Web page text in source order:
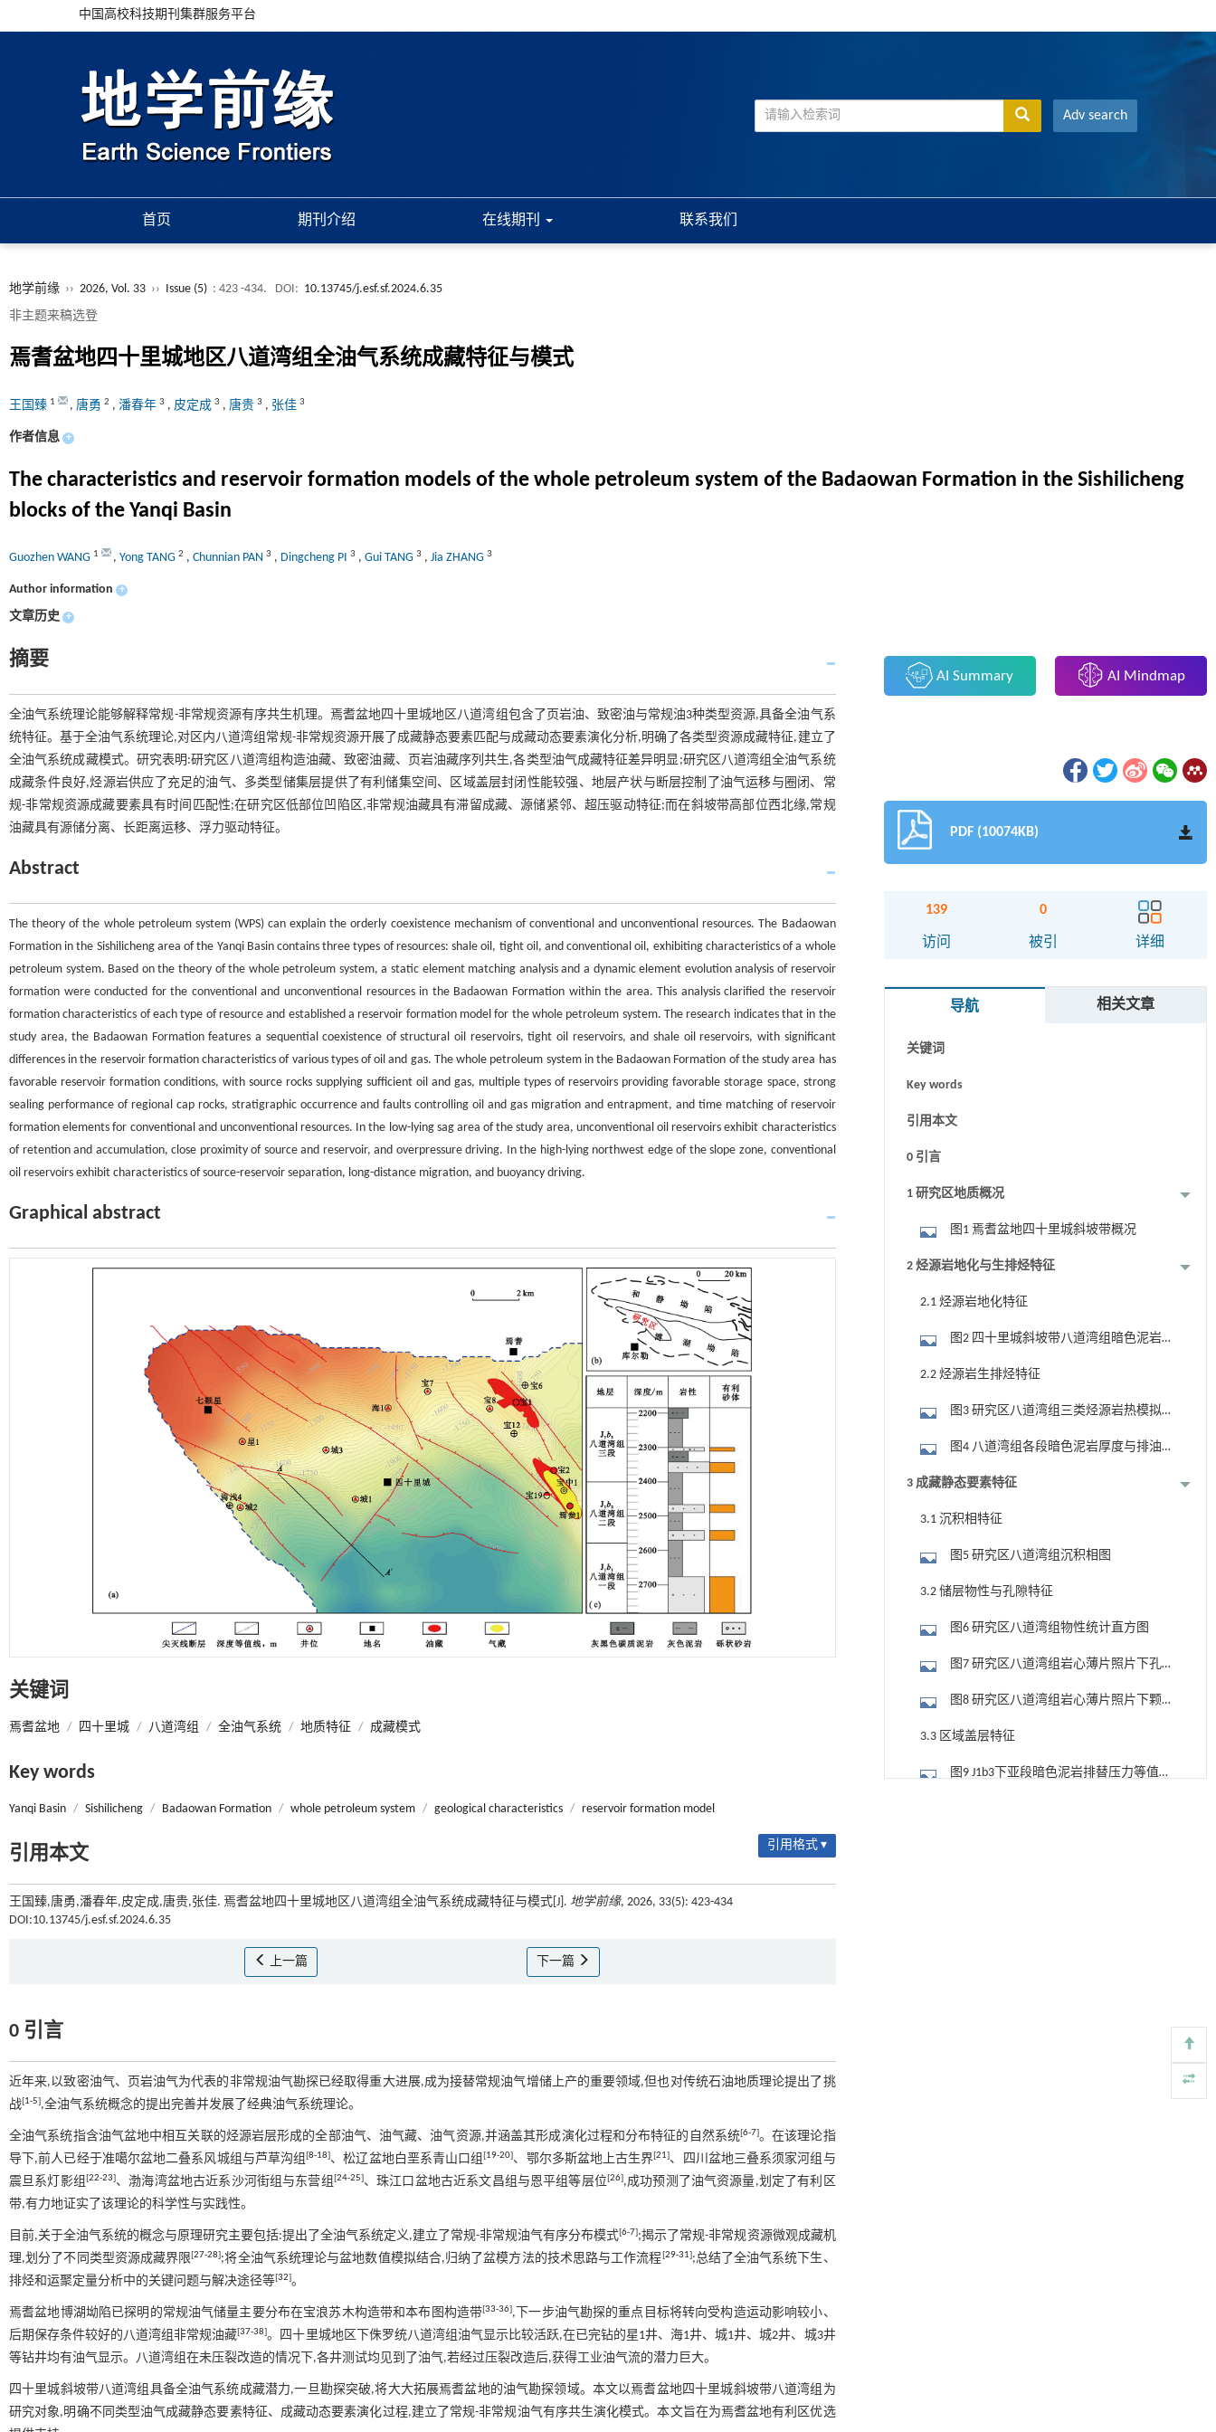
中国高校科技期刊集群服务平台
Adv search
首页 期刊介绍 在线期刊 联系我们
地学前缘 ›› 2026, Vol. 33 ›› Issue (5) : 423 -434. DOI: 10.13745/j.esf.sf.2024.6.35
非主题来稿选登
焉耆盆地四十里城地区八道湾组全油气系统成藏特征与模式
王国臻 1 , 唐勇 2 , 潘春年 3 , 皮定成 3 , 唐贵 3 , 张佳 3
作者信息 +
The characteristics and reservoir formation models of the whole petroleum system of the Badaowan Formation in the Sishilicheng
blocks of the Yanqi Basin
Guozhen WANG 1 , Yong TANG 2 , Chunnian PAN 3 , Dingcheng PI 3 , Gui TANG 3 , Jia ZHANG 3
Author information +
文章历史 +
摘要
全油气系统理论能够解释常规-非常规资源有序共生机理。焉耆盆地四十里城地区八道湾组包含了页岩油、致密油与常规油3种类型资源,具备全油气系
统特征。基于全油气系统理论,对区内八道湾组常规-非常规资源开展了成藏静态要素匹配与成藏动态要素演化分析,明确了各类型资源成藏特征,建立了
全油气系统成藏模式。研究表明:研究区八道湾组构造油藏、致密油藏、页岩油藏序列共生,各类型油气成藏特征差异明显;研究区八道湾组全油气系统
成藏条件良好,烃源岩供应了充足的油气、多类型储集层提供了有利储集空间、区域盖层封闭性能较强、地层产状与断层控制了油气运移与圈闭、常
规-非常规资源成藏要素具有时间匹配性;在研究区低部位凹陷区,非常规油藏具有滞留成藏、源储紧邻、超压驱动特征;而在斜坡带高部位西北缘,常规
油藏具有源储分离、长距离运移、浮力驱动特征。
Abstract
The theory of the whole petroleum system (WPS) can explain the orderly coexistence mechanism of conventional and unconventional resources. The Badaowan
Formation in the Sishilicheng area of the Yanqi Basin contains three types of resources: shale oil, tight oil, and conventional oil, exhibiting characteristics of a whole
petroleum system. Based on the theory of the whole petroleum system, a static element matching analysis and a dynamic element evolution analysis of reservoir
formation were conducted for the conventional and unconventional resources in the Badaowan Formation within the area. This analysis clarified the reservoir
formation characteristics of each type of resource and established a reservoir formation model for the whole petroleum system. The research indicates that in the
study area, the Badaowan Formation features a sequential coexistence of structural oil reservoirs, tight oil reservoirs, and shale oil reservoirs, with significant
differences in the reservoir formation characteristics of various types of oil and gas. The whole petroleum system in the Badaowan Formation of the study area has
favorable reservoir formation conditions, with source rocks supplying sufficient oil and gas, multiple types of reservoirs providing favorable storage space, strong
sealing performance of regional cap rocks, stratigraphic occurrence and faults controlling oil and gas migration and entrapment, and time matching of reservoir
formation elements for conventional and unconventional resources. In the low-lying sag area of the study area, unconventional oil reservoirs exhibit characteristics
of retention and accumulation, close proximity of source and reservoir, and overpressure driving. In the high-lying northwest edge of the slope zone, conventional
oil reservoirs exhibit characteristics of source-reservoir separation, long-distance migration, and buoyancy driving.
Graphical abstract
关键词
焉耆盆地 / 四十里城 / 八道湾组 / 全油气系统 / 地质特征 / 成藏模式
Key words
Yanqi Basin / Sishilicheng / Badaowan Formation / whole petroleum system / geological characteristics / reservoir formation model
引用本文 引用格式 ▾
王国臻,唐勇,潘春年,皮定成,唐贵,张佳. 焉耆盆地四十里城地区八道湾组全油气系统成藏特征与模式[J]. 地学前缘, 2026, 33(5): 423-434
DOI:10.13745/j.esf.sf.2024.6.35
上一篇 下一篇
0 引言
近年来,以致密油气、页岩油气为代表的非常规油气勘探已经取得重大进展,成为接替常规油气增储上产的重要领域,但也对传统石油地质理论提出了挑
战[1-5],全油气系统概念的提出完善并发展了经典油气系统理论。
全油气系统指含油气盆地中相互关联的烃源岩层形成的全部油气、油气藏、油气资源,并涵盖其形成演化过程和分布特征的自然系统[6-7]。在该理论指
导下,前人已经于准噶尔盆地二叠系风城组与芦草沟组[8-18]、松辽盆地白垩系青山口组[19-20]、鄂尔多斯盆地上古生界[21]、四川盆地三叠系须家河组与
震旦系灯影组 [22-23]、渤海湾盆地古近系沙河街组与东营组 [24-25]、珠江口盆地古近系文昌组与恩平组等层位[26],成功预测了油气资源量,划定了有利区
带,有力地证实了该理论的科学性与实践性。
目前,关于全油气系统的概念与原理研究主要包括:提出了全油气系统定义,建立了常规-非常规油气有序分布模式[6-7];揭示了常规-非常规资源微观成藏机
理,划分了不同类型资源成藏界限[27-28];将全油气系统理论与盆地数值模拟结合,归纳了盆模方法的技术思路与工作流程[29-31];总结了全油气系统下生、
排烃和运聚定量分析中的关键问题与解决途径等[32]。
焉耆盆地博湖坳陷已探明的常规油气储量主要分布在宝浪苏木构造带和本布图构造带[33-36],下一步油气勘探的重点目标将转向受构造运动影响较小、
后期保存条件较好的八道湾组非常规油藏[37-38]。四十里城地区下侏罗统八道湾组油气显示比较活跃,在已完钻的星1井、海1井、城1井、城2井、城3井
等钻井均有油气显示。八道湾组在未压裂改造的情况下,各井测试均见到了油气,若经过压裂改造后,获得工业油气流的潜力巨大。
四十里城斜坡带八道湾组具备全油气系统成藏潜力,一旦勘探突破,将大大拓展焉耆盆地的油气勘探领域。本文以焉耆盆地四十里城斜坡带八道湾组为
研究对象,明确不同类型油气成藏静态要素特征、成藏动态要素演化过程,建立了常规-非常规油气有序共生演化模式。本文旨在为焉耆盆地有利区优选
AI Summary AI Mindmap
PDF (10074KB)
139
访问
0
被引 详细
导航 相关文章
摘要
Graphical abstract
关键词
Key words
引用本文
0 引言
1 研究区地质概况
图1 焉耆盆地四十里城斜坡带概况
2 烃源岩地化与生排烃特征
2.1 烃源岩地化特征
图2 四十里城斜坡带八道湾组暗色泥岩
2.2 烃源岩生排烃特征
图3 研究区八道湾组三类烃源岩热模拟
图4 八道湾组各段暗色泥岩厚度与排油
强度
3 成藏静态要素特征
3.1 沉积相特征
图5 研究区八道湾组沉积相图
3.2 储层物性与孔隙特征
图6 研究区八道湾组物性统计直方图
图7 研究区八道湾组岩心薄片照片下孔
图8 研究区八道湾组岩心薄片照片下颗
3.3 区域盖层特征
图9 J1b3下亚段暗色泥岩排替压力等值